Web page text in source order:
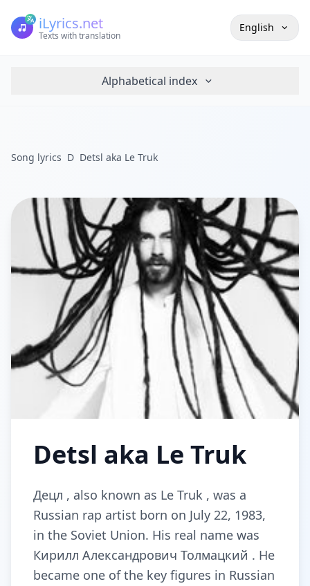
iLyrics.net
Texts with translation
English
Alphabetical index
Song lyrics D Detsl aka Le Truk
Detsl aka Le Truk
Децл , also known as Le Truk , was a
Russian rap artist born on July 22, 1983,
in the Soviet Union. His real name was
Кирилл Александрович Толмацкий . He
became one of the key figures in Russian